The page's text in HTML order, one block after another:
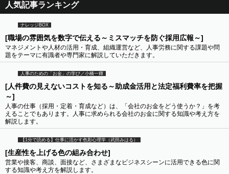
人気記事ランキング
ナレッジBOX
[職場の雰囲気を数字で伝える～ミスマッチを防ぐ採用広報～]
マネジメントや人材の活用・育成、組織運営など、人事労務に関する課題や問
題をテーマに有識者や専門家に解説していただきます。
人事のための「お金」の学び／小橋一輝
[人件費の見えないコストを知る～助成金活用と法定福利費率を把握
～]
人事の仕事（採用・定着・育成など）は、「会社のお金をどう使うか？」を考
えることでもあります。人事に求められる会社のお金に関する知識や考え方を
解説します。
【1分で読める】仕事に活かす色彩心理学（武田みはる）
[生産性を上げる色の組み合わせ]
営業や接客、商談、面接など、さまざまなビジネスシーンに活用できる色に関
する知識や考え方を解説します。